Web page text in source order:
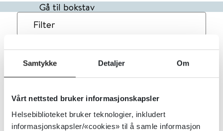
Samtykke Detaljer Om
Vårt nettsted bruker informasjonskapsler
Helsebiblioteket bruker teknologier, inkludert
informasjonskapsler/«cookies» til å samle informasjon
Gå til bokstav
Filter
Medisininntak hos barn - enkle
PharmaSafe 2020